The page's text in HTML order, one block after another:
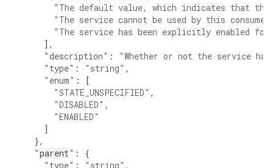
"The default value, which indicates that
"The service cannot be used by this
"The service has been explicitly enabled for
],
"description" :
"Whether or not the service
"type" : "string" ,
"enum" :
[
"STATE_UNSPECIFIED" ,
"DISABLED" ,
"ENABLED"
]
},
"parent" :
{
"type" : "string" ,